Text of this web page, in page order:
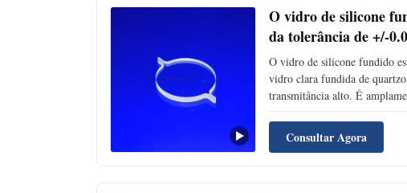
O vidro de silicone
da tolerância de +/-
O vidro de silicone fundido
vidro clara fundida de
transmitância alto. É
Consultar Agora